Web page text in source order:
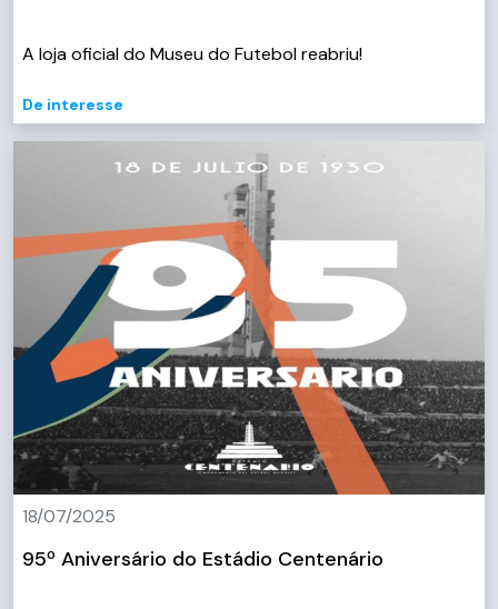
A loja oficial do Museu do Futebol reabriu!
De interesse
18/07/2025
95º Aniversário do Estádio Centenário